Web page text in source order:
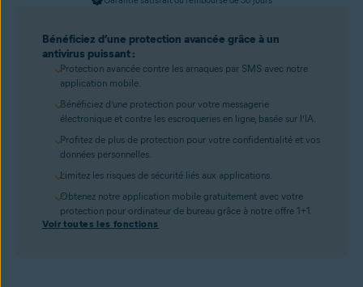
Bénéficiez d’une protection avancée grâce à un
antivirus puissant :
Protection avancée contre les arnaques par SMS avec notre
application mobile.
Bénéficiez d’une protection pour votre messagerie
électronique et contre les escroqueries en ligne, basée sur l’IA.
Profitez de plus de protection pour votre confidentialité et vos
données personnelles.
Limitez les risques de sécurité liés aux applications.
Obtenez notre application mobile gratuitement avec votre
protection pour ordinateur de bureau grâce à notre offre 1+1.
Voir toutes les fonctions